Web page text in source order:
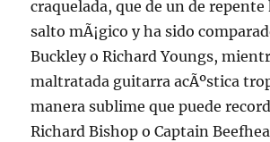
craquelada, que de un de repente
salto mÃ¡gico y ha sido
Buckley o Richard Youngs,
maltratada guitarra acÃºstica
manera sublime que puede
Richard Bishop o Captain